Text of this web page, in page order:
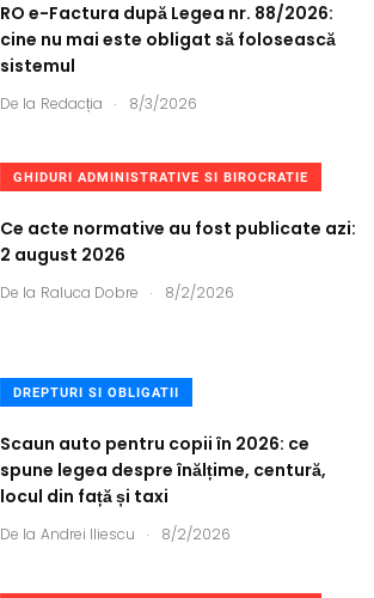
RO e-Factura după Legea nr. 88/2026:
cine nu mai este obligat să folosească
sistemul
De la Redacția . 8/3/2026
GHIDURI ADMINISTRATIVE SI BIROCRATIE
Ce acte normative au fost publicate azi:
2 august 2026
De la Raluca Dobre . 8/2/2026
DREPTURI SI OBLIGATII
Scaun auto pentru copii în 2026: ce
spune legea despre înălțime, centură,
locul din față și taxi
De la Andrei Iliescu . 8/2/2026